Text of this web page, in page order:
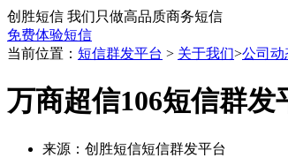
创胜短信 我们只做高品质商务短信
免费体验短信
当前位置： 短信群发平台 > 关于我们>公司动
万商超信106短信群发
来源：创胜短信短信群发平台